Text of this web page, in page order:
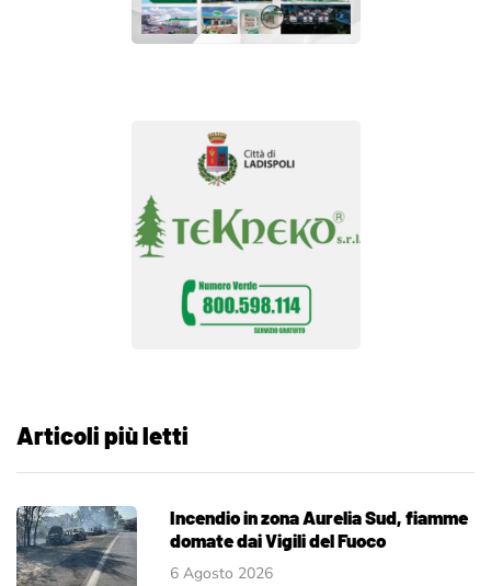
Articoli più letti
Incendio in zona Aurelia Sud, fiamme
domate dai Vigili del Fuoco
6 Agosto 2026